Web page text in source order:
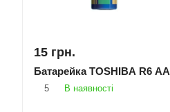
15 грн.
Батарейка TOSHIBA R6 AA
5 В наявності